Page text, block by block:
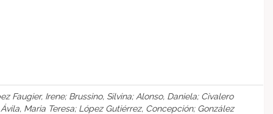
Faugier, Irene; Brussino, Silvina; Alonso, Daniela; Civalero
Maria Teresa; López Gutiérrez, Concepción; González